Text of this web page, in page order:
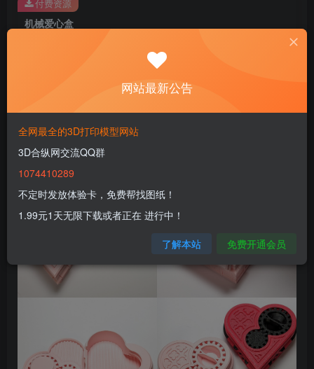
机械爱心盒
100
免费
付费资源
网站最新公告
全网最全的3D打印模型网站
3D合纵网交流QQ群
1074410289
不定时发放体验卡，免费帮找图纸！
1.99元1天无限下载或者正在 进行中！
了解本站 免费开通会员